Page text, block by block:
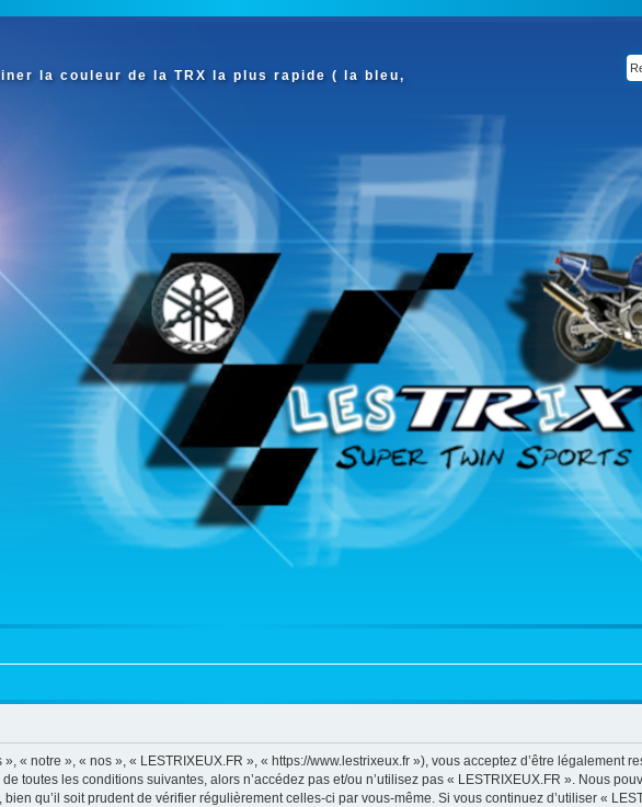
la couleur de la TRX la plus rapide ( la bleu,
« notre », « nos », « LESTRIXEUX.FR », « https://www.lestrixeux.fr »), vous acceptez d’être légalement
toutes les conditions suivantes, alors n’accédez pas et/ou n’utilisez pas « LESTRIXEUX.FR ». Nous
qu’il soit prudent de vérifier régulièrement celles-ci par vous-même. Si vous continuez d’utiliser «